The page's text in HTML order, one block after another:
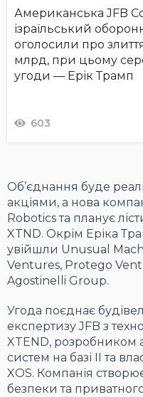
Американська JFB
ізраїльський
оголосили про
млрд, при цьому
угоди — Ерік Трамп
603
Об’єднання буде
акціями, а нова
Robotics та планує
XTND. Окрім Еріка
увійшли Unusual
Ventures, Protego
Agostinelli Group.
Угода поєднає
експертизу JFB з
XTEND, розробником
систем на базі ІІ та
XOS. Компанія
безпеки та